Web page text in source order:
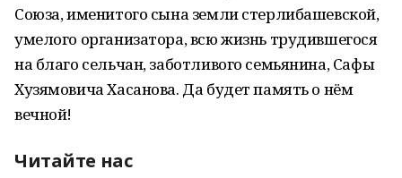
Союза, именитого сына земли стерлибашевской,
умелого организатора, всю жизнь трудившегося
на благо сельчан, заботливого семьянина, Сафы
Хузямовича Хасанова. Да будет память о нём
вечной!
Читайте нас